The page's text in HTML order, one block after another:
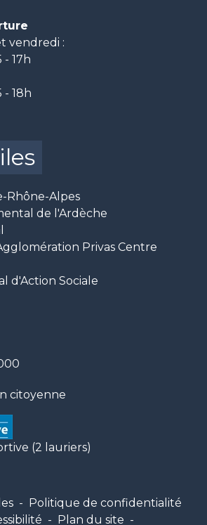
vendredi :
- 17h
- 18h
Rhône-Alpes
de l'Ardèche
Privas Centre
d'Action Sociale
citoyenne
(2 lauriers)
-
Politique de confidentialité
- Plan du site -